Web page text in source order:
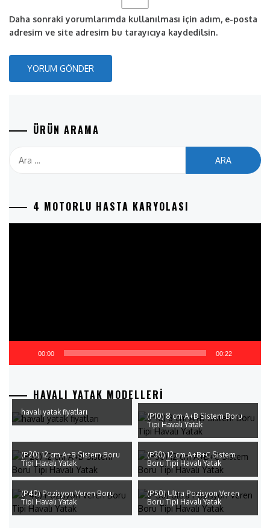
Daha sonraki yorumlarımda kullanılması için adım, e-posta
adresim ve site adresim bu tarayıcıya kaydedilsin.
ÜRÜN ARAMA
4 MOTORLU HASTA KARYOLASI
00:00 00:22
HAVALI YATAK MODELLERI
havalı yatak fiyatları
(P10) 8 cm A+B Sistem Boru
Tipi Havalı Yatak
(P20) 12 cm A+B Sistem Boru
Tipi Havalı Yatak
(P30) 12 cm A+B+C Sistem
Boru Tipi Havalı Yatak
(P40) Pozisyon Veren Boru
Tipi Havalı Yatak
(P50) Ultra Pozisyon Veren
Boru Tipi Havalı Yatak